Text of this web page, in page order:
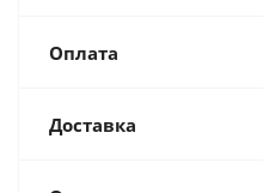
Оплата
Доставка